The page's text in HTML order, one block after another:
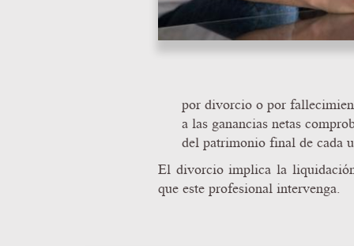
por divorcio o por
a las ganancias netas
del patrimonio final de cada
El divorcio implica la
que este profesional intervenga.